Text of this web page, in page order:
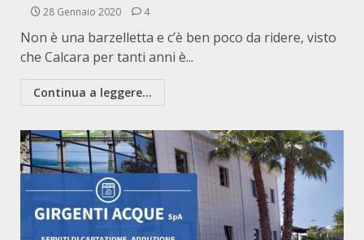
28 Gennaio 2020 4
Non è una barzelletta e c’è ben poco da ridere, visto
che Calcara per tanti anni è...
Continua a leggere...